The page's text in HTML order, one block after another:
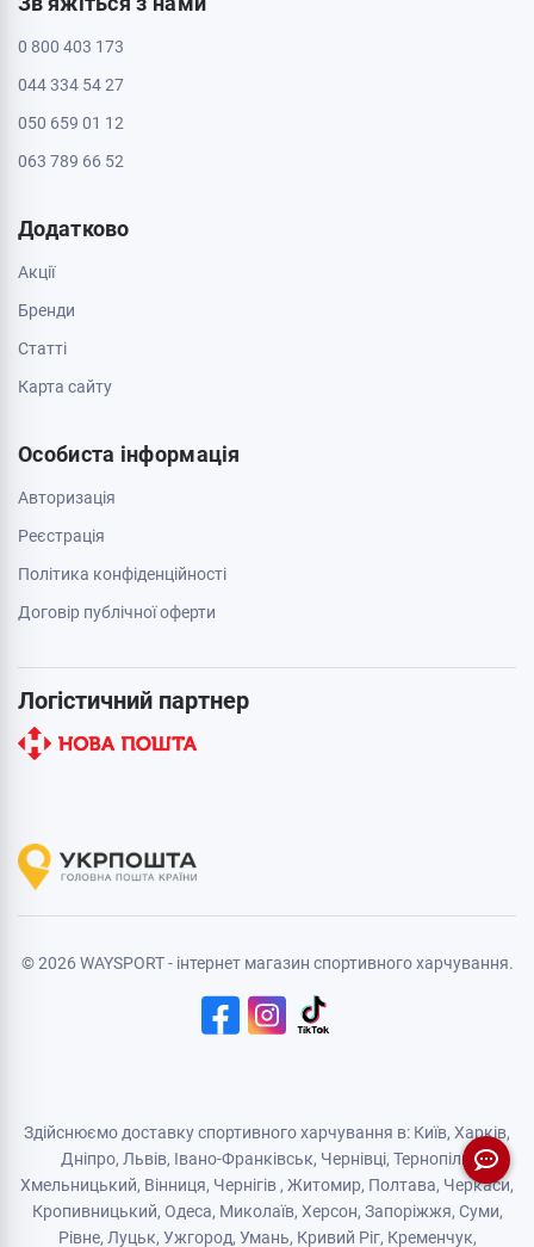
0 800 403 173
044 334 54 27
050 659 01 12
063 789 66 52
Додатково
Акції
Бренди
Cтатті
Карта сайту
Особиста інформація
Авторизація
Реєстрація
Політика конфіденційності
Договір публічної оферти
Логістичний партнер
© 2026 WAYSPORT - інтернет магазин спортивного харчування.
Здійснюємо доставку спортивного харчування в: Київ, Харків,
Дніпро, Львів, Івано-Франківськ, Чернівці, Тернопіль
Хмельницький, Вінниця, Чернігів , Житомир, Полтава, Черкаси,
Кропивницький, Одеса, Миколаїв, Херсон, Запоріжжя, Суми,
Рівне, Луцьк, Ужгород, Умань, Кривий Ріг, Кременчук,